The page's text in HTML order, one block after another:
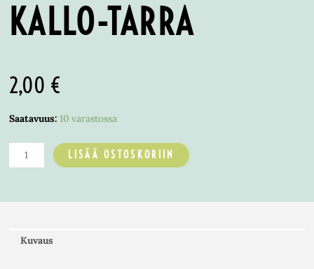
KALLO-TARRA
2,00 €
Saatavuus: 10 varastossa
LISÄÄ OSTOSKORIIN
Kuvaus